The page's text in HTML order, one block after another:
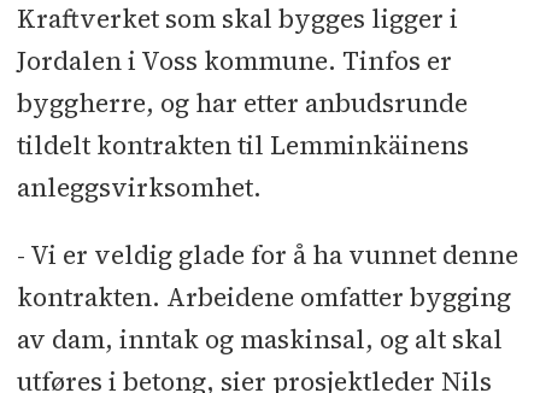
Kraftverket som skal bygges ligger i
Jordalen i Voss kommune. Tinfos er
byggherre, og har etter anbudsrunde
tildelt kontrakten til Lemminkäinens
anleggsvirksomhet.
- Vi er veldig glade for å ha vunnet denne
kontrakten. Arbeidene omfatter bygging
av dam, inntak og maskinsal, og alt skal
utføres i betong, sier prosjektleder Nils